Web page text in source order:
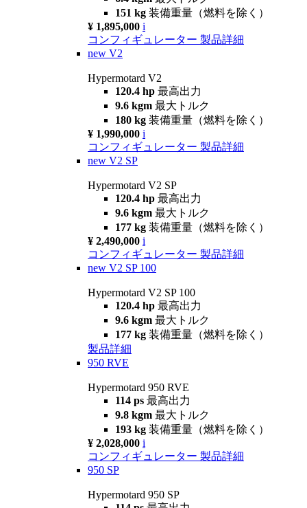
151 kg 装備重量（燃料を除く）
¥ 1,895,000 i
コンフィギュレーター 製品詳細
new V2
Hypermotard V2
120.4 hp 最高出力
9.6 kgm 最大トルク
180 kg 装備重量（燃料を除く）
¥ 1,990,000 i
コンフィギュレーター 製品詳細
new V2 SP
Hypermotard V2 SP
120.4 hp 最高出力
9.6 kgm 最大トルク
177 kg 装備重量（燃料を除く）
¥ 2,490,000 i
コンフィギュレーター 製品詳細
new V2 SP 100
Hypermotard V2 SP 100
120.4 hp 最高出力
9.6 kgm 最大トルク
177 kg 装備重量（燃料を除く）
製品詳細
950 RVE
Hypermotard 950 RVE
114 ps 最高出力
9.8 kgm 最大トルク
193 kg 装備重量（燃料を除く）
¥ 2,028,000 i
コンフィギュレーター 製品詳細
950 SP
Hypermotard 950 SP